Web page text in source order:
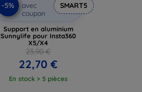
-5%
avec
coupon
SMART5
Support en aluminium
Sunnylife pour Insta360
X5/X4
23,90 €
22,70 €
En stock > 5 pièces